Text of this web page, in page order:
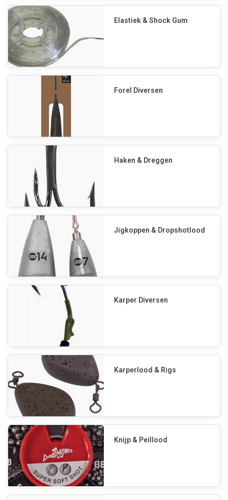
Elastiek & Shock Gum
Forel Diversen
Haken & Dreggen
Jigkoppen & Dropshotlood
Karper Diversen
Karperlood & Rigs
Knijp & Peillood